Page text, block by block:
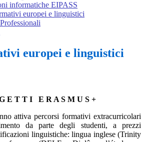
informatiche EIPASS
europei e linguistici
europei e linguistici
E T T I E R A S M U S +
attiva percorsi formativi extracurricolari
da parte degli studenti, a prezzi
linguistiche: lingua inglese (Trinity